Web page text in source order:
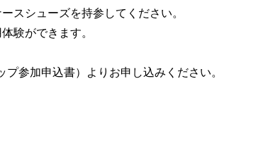
スシューズを持参してください。
験ができます。
参加申込書）よりお申し込みください。